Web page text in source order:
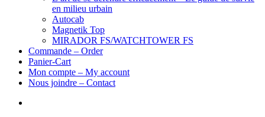
en milieu urbain
Autocab
Magnetik Top
MIRADOR FS/WATCHTOWER FS
Commande – Order
Panier-Cart
Mon compte – My account
Nous joindre – Contact